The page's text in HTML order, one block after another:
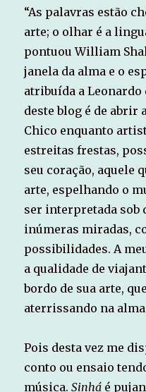
“As palavras estão
arte; o olhar é a
pontuou William
janela da alma e o
atribuída a
deste blog é de abrir
Chico enquanto
estreitas frestas,
seu coração, aquele
arte, espelhando o
ser interpretada sob
inúmeras miradas,
possibilidades. A
a qualidade de
bordo de sua arte,
aterrissando na
Pois desta vez me
conto ou ensaio
música.Sinhá é